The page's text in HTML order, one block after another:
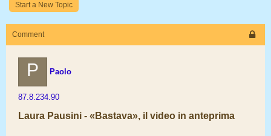
Start a New Topic
Comment
P Paolo
87.8.234.90
Laura Pausini - «Bastava», il video in anteprima